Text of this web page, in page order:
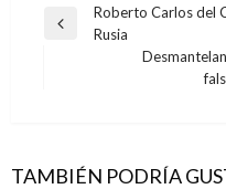
Navegación
Entrada
Roberto Carlos del
Rusia
TAMBIÉN PODRÍA